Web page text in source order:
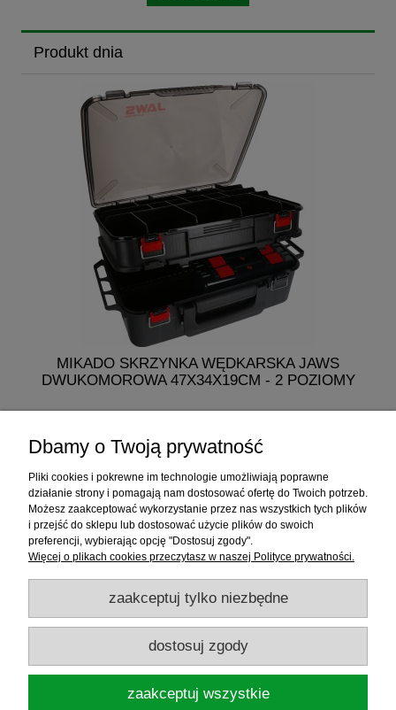
Produkt dnia
MIKADO SKRZYNKA WĘDKARSKA JAWS
DWUKOMOROWA 47X34X19CM - 2 POZIOMY
do koszyka
Informacje
Sklep internetowy
RATY
Promocje
Sklep Wędkarski ELDORADOul.Warszawska 35, 05-092 Łomianki, woj.
Dbamy o Twoją prywatność
Pliki cookies i pokrewne im technologie umożliwiają poprawne
działanie strony i pomagają nam dostosować ofertę do Twoich potrzeb.
Możesz zaakceptować wykorzystanie przez nas wszystkich tych plików
i przejść do sklepu lub dostosować użycie plików do swoich
preferencji, wybierając opcję "Dostosuj zgody".
Więcej o plikach cookies przeczytasz w naszej Polityce prywatności.
zaakceptuj tylko niezbędne
dostosuj zgody
zaakceptuj wszystkie